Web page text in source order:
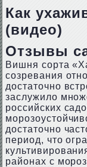
Как
(видео)
Отзывы
Вишня сорта
созревания
достаточно
заслужило
российских
достаточно
период, что
районах с